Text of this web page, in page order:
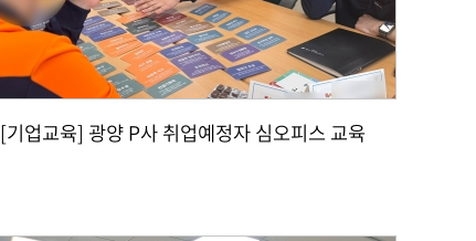
[기업교육] 광양 P사 취업예정자 심오피스 교육